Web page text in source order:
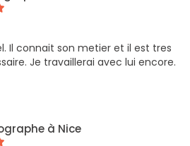
Il connait son metier et il est tres
Je travaillerai avec lui encore.
à Nice